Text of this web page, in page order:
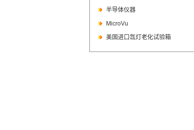
半导体仪器
MicroVu
美国进口氙灯老化试验箱